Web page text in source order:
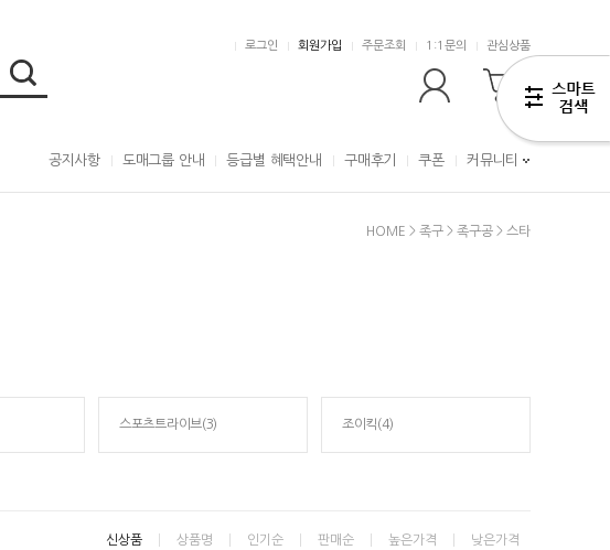
로그인 회원가입 주문조회 1:1문의 관심상품
공지사항 도매그룹 안내 등급별 혜택안내 구매후기 쿠폰 커뮤니티
HOME > 족구 > 족구공 > 스타
스포츠트라이브(3) 조이킥(4)
신상품 상품명 인기순 판매순 높은가격 낮은가격